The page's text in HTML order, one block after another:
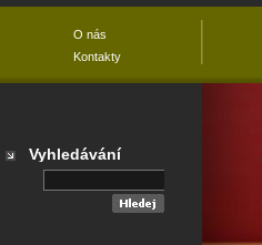
O nás
Kontakty
Vyhledávání